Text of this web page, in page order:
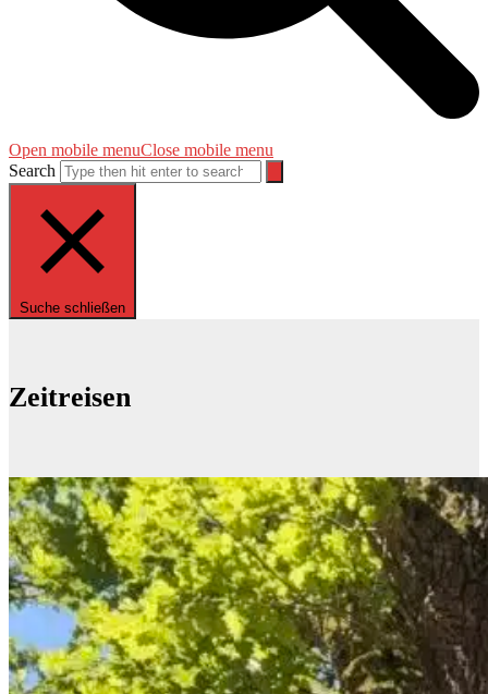
Open mobile menuClose mobile menu
Search
Suche schließen
Zeitreisen